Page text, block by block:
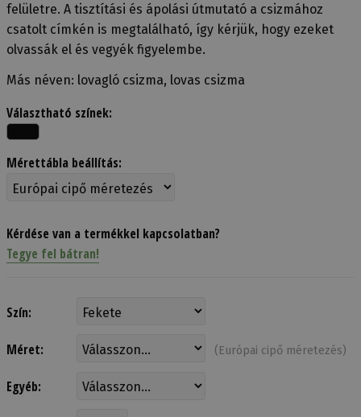
felületre. A tisztítási és ápolási útmutató a csizmához
csatolt címkén is megtalálható, így kérjük, hogy ezeket
olvassák el és vegyék figyelembe.
Más néven: lovagló csizma, lovas csizma
Választható színek:
Mérettábla beállítás:
Kérdése van a termékkel kapcsolatban?
Tegye fel bátran!
Szín:
Méret: (Európai cipő méretezés)
Egyéb: